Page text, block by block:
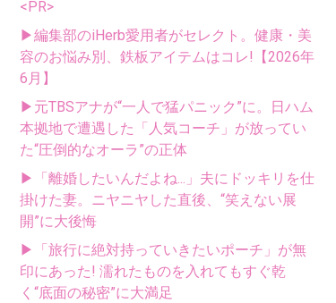
<PR>
▶編集部のiHerb愛用者がセレクト。健康・美
容のお悩み別、鉄板アイテムはコレ!【2026年
6月】
▶元TBSアナが“一人で猛パニック”に。日ハム
本拠地で遭遇した「人気コーチ」が放ってい
た“圧倒的なオーラ”の正体
▶「離婚したいんだよね...」夫にドッキリを仕
掛けた妻。ニヤニヤした直後、“笑えない展
開”に大後悔
▶「旅行に絶対持っていきたいポーチ」が無
印にあった! 濡れたものを入れてもすぐ乾
く“底面の秘密”に大満足